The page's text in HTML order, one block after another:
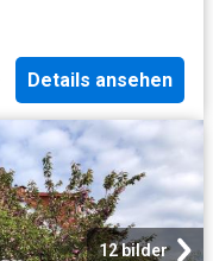
Details ansehen
12 bilder